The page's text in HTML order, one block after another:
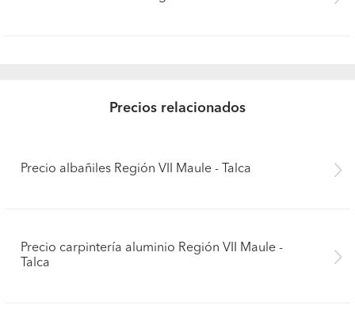
Precios relacionados
Precio albañiles Región VII Maule - Talca
Precio carpintería aluminio Región VII Maule -
Talca